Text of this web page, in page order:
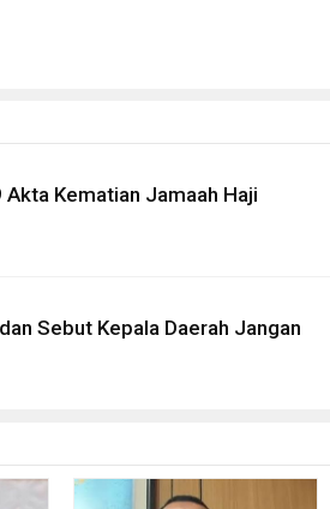
Kematian Jamaah Haji
Sebut Kepala Daerah Jangan